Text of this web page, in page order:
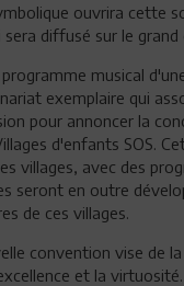
ouvrira cette
sera diffusé sur le
musical
exemplaire qui
pour annoncer la
d'enfants SOS.
villages, avec des
seront en outre
de ces villages.
convention vise de
et la